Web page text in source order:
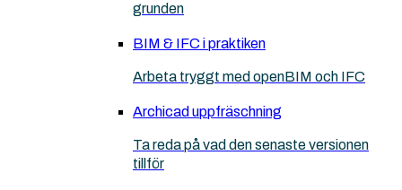
grunden
BIM & IFC i praktiken
Arbeta tryggt med openBIM och IFC
Archicad uppfräschning
Ta reda på vad den senaste versionen
tillför